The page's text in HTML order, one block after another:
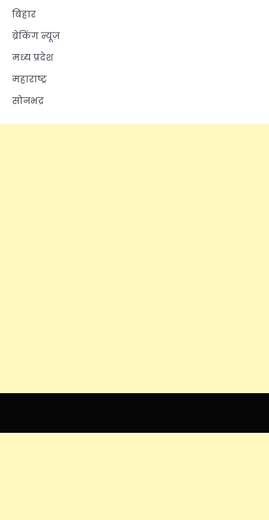
बिहार
ब्रेकिंग न्यूज़
मध्य प्रदेश
महाराष्ट्र
सोनभद्र